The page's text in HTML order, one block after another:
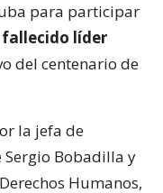
para participar
líder
del centenario de
la jefa de
Sergio Bobadilla y
Humanos,